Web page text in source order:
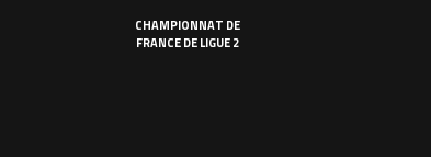
CHAMPIONNAT DE
FRANCE DE LIGUE 2